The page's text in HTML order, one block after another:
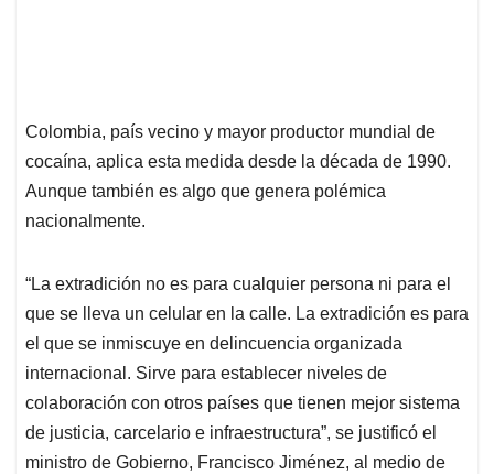
Colombia, país vecino y mayor productor mundial de
cocaína, aplica esta medida desde la década de 1990.
Aunque también es algo que genera polémica
nacionalmente.
“La extradición no es para cualquier persona ni para el
que se lleva un celular en la calle. La extradición es para
el que se inmiscuye en delincuencia organizada
internacional. Sirve para establecer niveles de
colaboración con otros países que tienen mejor sistema
de justicia, carcelario e infraestructura”, se justificó el
ministro de Gobierno, Francisco Jiménez, al medio de